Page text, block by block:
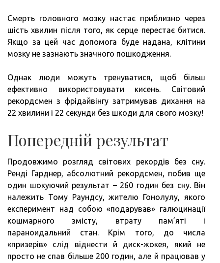
Смерть головного мозку настає приблизно через
шість хвилин після того, як серце перестає битися.
Якщо за цей час допомога буде надана, клітини
мозку не зазнають значного пошкодження.
Однак люди можуть тренуватися, щоб більш
ефективно використовувати кисень. Світовий
рекордсмен з фрідайвінгу затримував дихання на
22 хвилини і 22 секунди без шкоди для свого мозку!
Попередній результат
Продовжимо розгляд світових рекордів без сну.
Ренді Гарднер, абсолютний рекордсмен, побив ще
один шокуючий результат – 260 годин без сну. Він
належить Тому Раундсу, жителю Гонолулу, якого
експеримент над собою «подарував» галюцинації
кошмарного змісту, втрату пам’яті і
параноидальний стан. Крім того, до числа
«призерів» слід віднести й диск-жокея, який не
просто не спав більше 200 годин, але й працював у